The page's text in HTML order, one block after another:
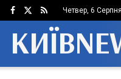
Четвер, 6